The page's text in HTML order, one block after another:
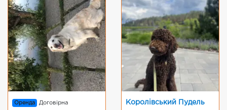
Оренда Договірна Королівський Пудель